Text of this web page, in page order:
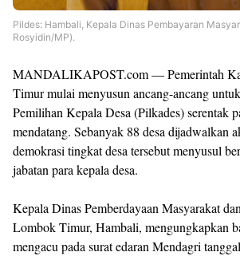
Pildes: Hambali, Kepala Dinas Pembayaran
Rosyidin/MP).
MANDALIKAPOST.com — Pemerintah
Timur mulai menyusun ancang-ancang
Pemilihan Kepala Desa (Pilkades) serentak
mendatang. Sebanyak 88 desa dijadwalkan
demokrasi tingkat desa tersebut menyusul
jabatan para kepala desa.
Kepala Dinas Pemberdayaan Masyarakat
Lombok Timur, Hambali, mengungkapkan
mengacu pada surat edaran Mendagri